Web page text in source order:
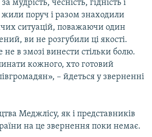
мудрість, чесність, гідність і
поруч і разом знаходили
ситуацій, поважаючи один
ви не розгубили ці якості.
в змозі винести стільки болю.
кожного, хто готовий
– йдеться у зверненні
Меджлісу, як і представників
на це звернення поки немає.